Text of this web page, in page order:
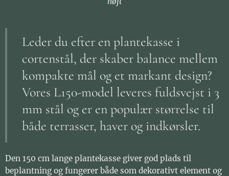
Leder du efter en plantekasse i
cortenstål, der skaber balance mellem
kompakte mål og et markant design?
Vores L150-model leveres fuldsvejst i 3
mm stål og er en populær størrelse til
både terrasser, haver og indkørsler.
Den 150 cm lange plantekasse giver god plads til
beplantning og fungerer både som dekorativt element og